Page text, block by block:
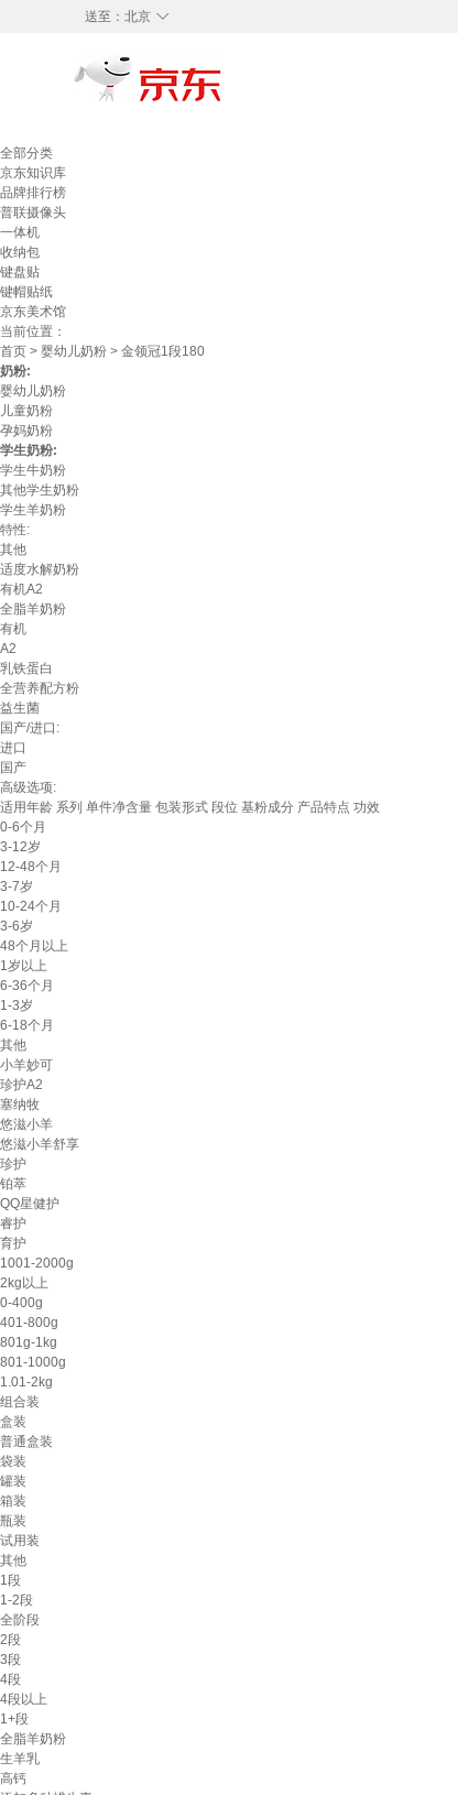
◇
送至： 北京
全部分类
京东知识库
品牌排行榜
普联摄像头
一体机
收纳包
键盘贴
键帽贴纸
京东美术馆
当前位置：
首页 > 婴幼儿奶粉 > 金领冠1段180
奶粉:
婴幼儿奶粉
儿童奶粉
孕妈奶粉
学生奶粉:
学生牛奶粉
其他学生奶粉
学生羊奶粉
特性:
其他
适度水解奶粉
有机A2
全脂羊奶粉
有机
A2
乳铁蛋白
全营养配方粉
益生菌
国产/进口:
进口
国产
高级选项:
适用年龄 系列 单件净含量 包装形式 段位 基粉成分 产品特点 功效
0-6个月
3-12岁
12-48个月
3-7岁
10-24个月
3-6岁
48个月以上
1岁以上
6-36个月
1-3岁
6-18个月
其他
小羊妙可
珍护A2
塞纳牧
悠滋小羊
悠滋小羊舒享
珍护
铂萃
QQ星健护
睿护
育护
1001-2000g
2kg以上
0-400g
401-800g
801g-1kg
801-1000g
1.01-2kg
组合装
盒装
普通盒装
袋装
罐装
箱装
瓶装
试用装
其他
1段
1-2段
全阶段
2段
3段
4段
4段以上
1+段
全脂羊奶粉
生羊乳
高钙